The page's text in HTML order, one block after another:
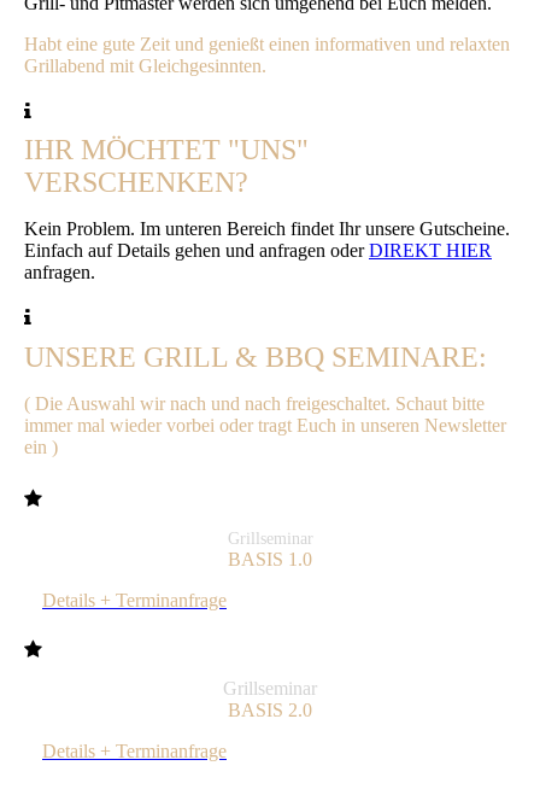
Habt eine gute Zeit und genießt einen informativen und relaxten
Grillabend mit Gleichgesinnten.
IHR MÖCHTET "UNS"
VERSCHENKEN?
Kein Problem. Im unteren Bereich findet Ihr unsere Gutscheine.
Einfach auf Details gehen und anfragen oderDIREKT HIER
anfragen.
UNSERE GRILL & BBQ SEMINARE:
( Die Auswahl wir nach und nach freigeschaltet. Schaut bitte
immer mal wieder vorbei oder tragt Euch in unseren Newsletter
ein )
Grillseminar
BASIS 1.0
Details + Terminanfrage
Grillseminar
BASIS 2.0
Details + Terminanfrage